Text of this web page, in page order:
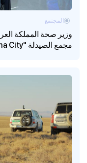
وزير صحة المملكة
مجمع الصيدلة "BioPharma City"
المجتمع